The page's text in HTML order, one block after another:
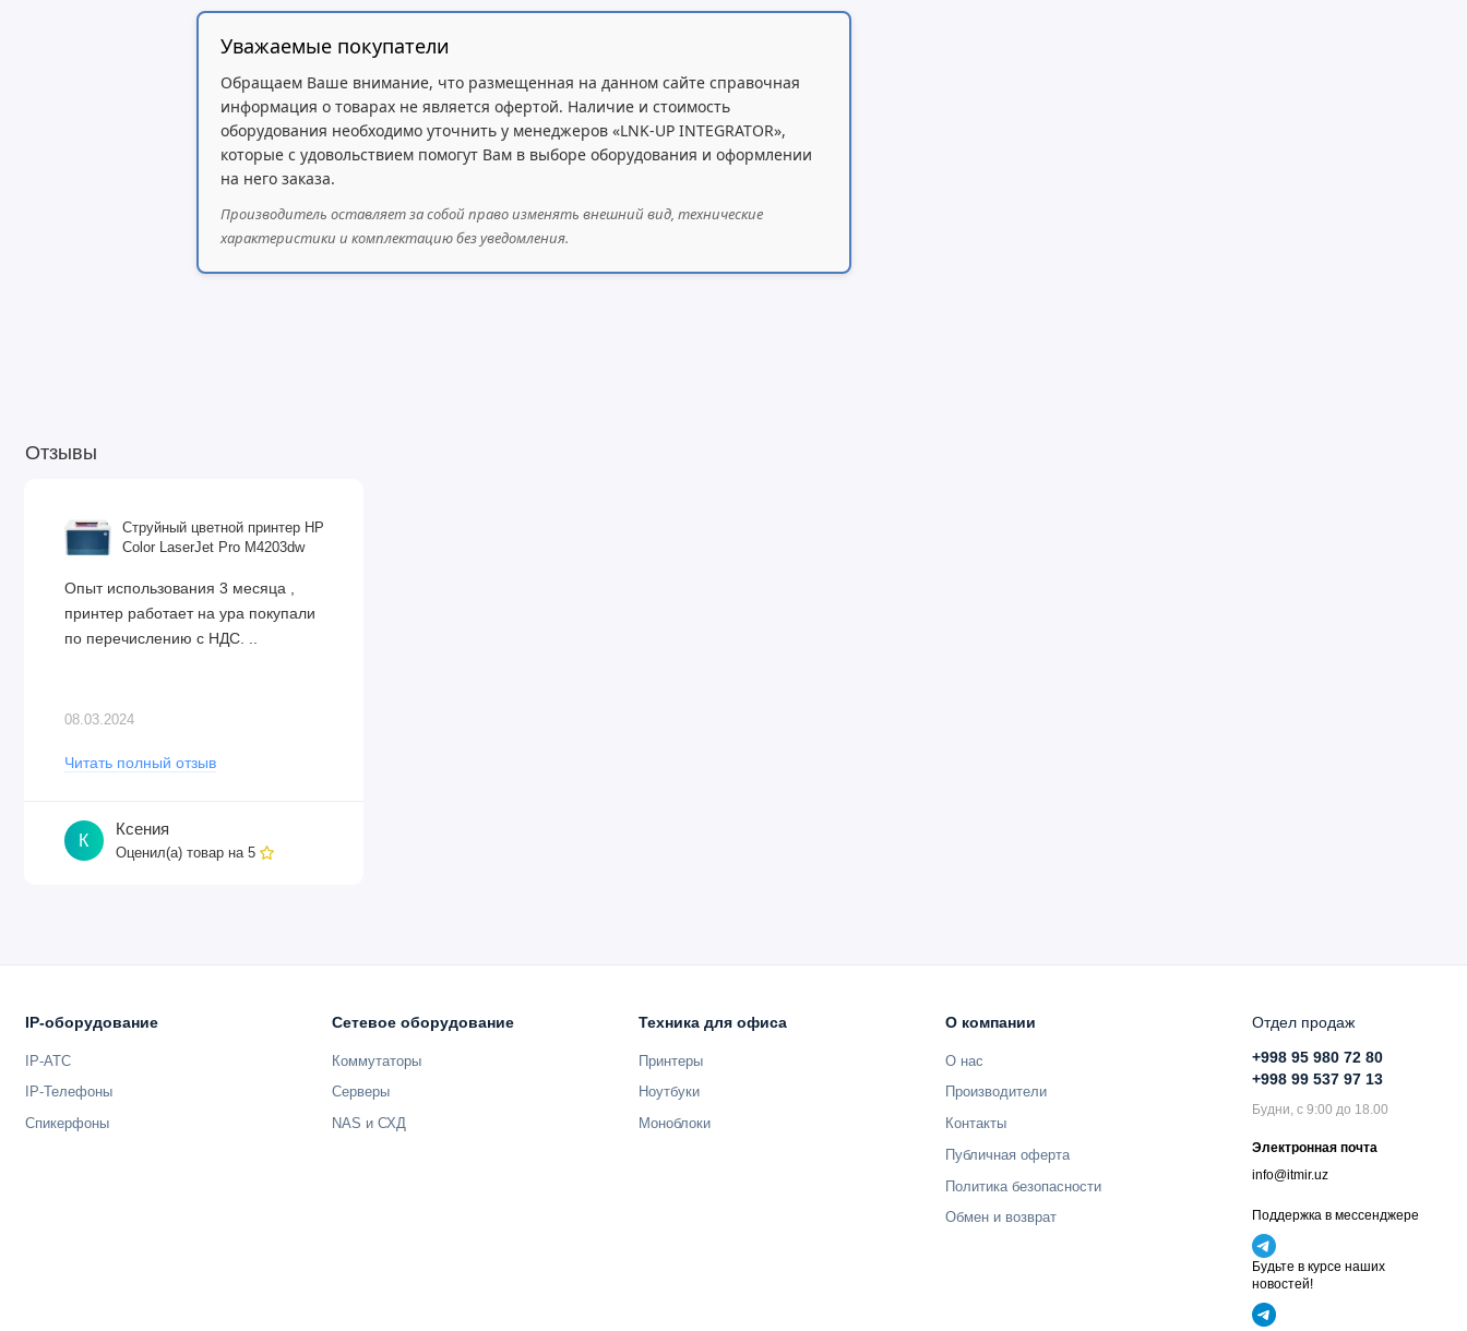
Энергоэффективность
Бесшумная работа
Без пенополистирольной упаковки
Комплект поставки:
Уведомление PosterArtist WEB
Программное обеспечение:
Держатель рулона 2/3":
Чернила:
Матовый чёрный, оранжевый: PFI-2100 / 2300 / 2700 (160 мл / 330 мл / 700 мл)
PFI-3100 / 3300 / 3700
Уважаемые покупатели
Обращаем Ваше внимание, что размещенная на данном сайте справочная
информация о товарах не является офертой. Наличие и стоимость
оборудования необходимо уточнить у менеджеров «LNK-UP INTEGRATOR»,
которые с удовольствием помогут Вам в выборе оборудования и оформлении
на него заказа.
Производитель оставляет за собой право изменять внешний вид, технические
характеристики и комплектацию без уведомления.
Отзывы
Струйный цветной принтер HP
Color LaserJet Pro M4203dw
Опыт использования 3 месяца ,
принтер работает на ура покупали
по перечислению с НДС. ..
08.03.2024
Читать полный отзыв
К
Ксения
Оценил(а) товар на5
IP-оборудование
IP-АТС
IP-Телефоны
Спикерфоны
Сетевое оборудование
Коммутаторы
Серверы
NAS и СХД
Техника для офиса
Принтеры
Ноутбуки
Моноблоки
О компании
О нас
Производители
Контакты
Публичная оферта
Политика безопасности
Обмен и возврат
Отдел продаж
+998 95 980 72 80
+998 99 537 97 13
Будни, с 9:00 до 18.00
Электронная почта
info@itmir.uz
Поддержка в мессенджере
Будьте в курсе наших
новостей!